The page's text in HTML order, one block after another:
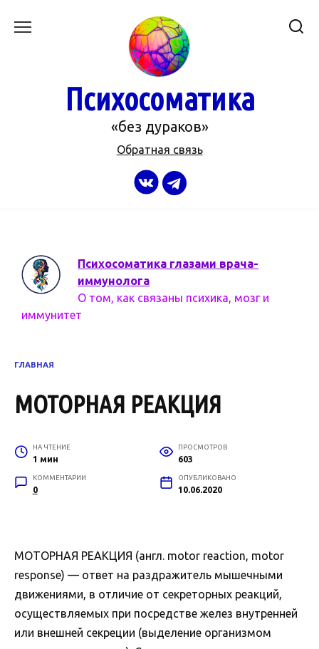
Психосоматика
«без дураков»
Обратная связь
Психосоматика глазами врача-
иммунолога
О том, как связаны психика, мозг и
иммунитет
ГЛАВНАЯ
МОТОРНАЯ РЕАКЦИЯ
НА ЧТЕНИЕ
1 мин
ПРОСМОТРОВ
603
КОММЕНТАРИИ
0
ОПУБЛИКОВАНО
10.06.2020
МОТОРНАЯ РЕАКЦИЯ (англ. motor reaction, motor
response) — ответ на раздражитель мышечными
движениями, в отличие от секреторных реакций,
осуществляемых при посредстве желез внутренней
или внешней секреции (выделение организмом